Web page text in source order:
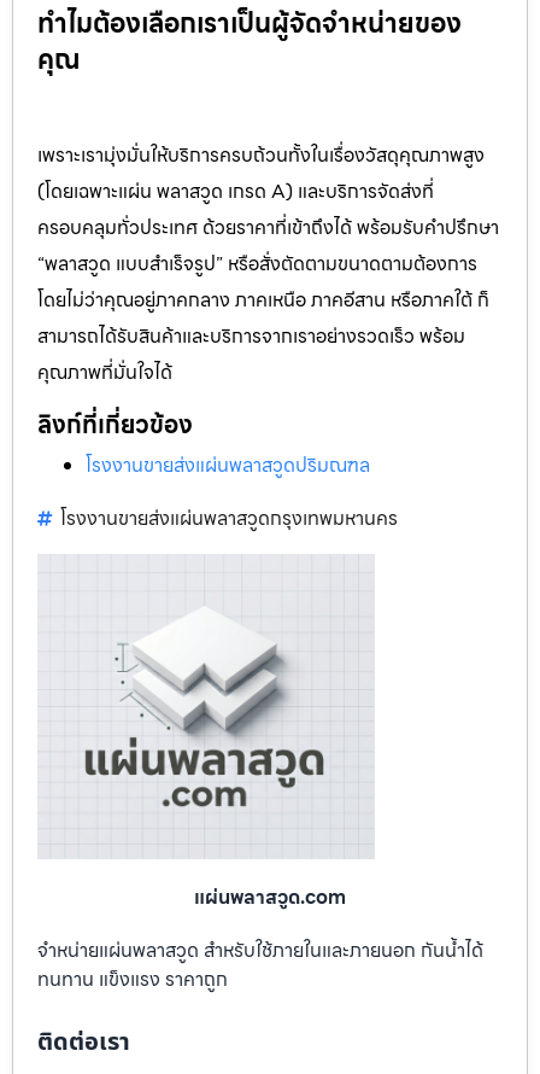
ทำไมต้องเลือกเราเป็นผู้จัดจำหน่ายของ
คุณ
เพราะเรามุ่งมั่นให้บริการครบถ้วนทั้งในเรื่องวัสดุคุณภาพสูง
(โดยเฉพาะแผ่น พลาสวูด เกรด A) และบริการจัดส่งที่
ครอบคลุมทั่วประเทศ ด้วยราคาที่เข้าถึงได้ พร้อมรับคำปรึกษา
“พลาสวูด แบบสำเร็จรูป” หรือสั่งตัดตามขนาดตามต้องการ
โดยไม่ว่าคุณอยู่ภาคกลาง ภาคเหนือ ภาคอีสาน หรือภาคใต้ ก็
สามารถได้รับสินค้าและบริการจากเราอย่างรวดเร็ว พร้อม
คุณภาพที่มั่นใจได้
ลิงก์ที่เกี่ยวข้อง
โรงงานขายส่งแผ่นพลาสวูดปริมณฑล
โรงงานขายส่งแผ่นพลาสวูดกรุงเทพมหานคร
แผ่นพลาสวูด.com
จำหน่ายแผ่นพลาสวูด สำหรับใช้ภายในและภายนอก กันน้ำได้
ทนทาน แข็งแรง ราคาถูก
ติดต่อเรา